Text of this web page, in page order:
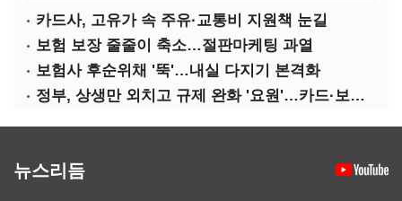
카드사, 고유가 속 주유·교통비 지원책 눈길
보험 보장 줄줄이 축소…절판마케팅 과열
보험사 후순위채 '뚝'…내실 다지기 본격화
정부, 상생만 외치고 규제 완화 '요원'…카드·보험사 부담 역대급
뉴스리듬